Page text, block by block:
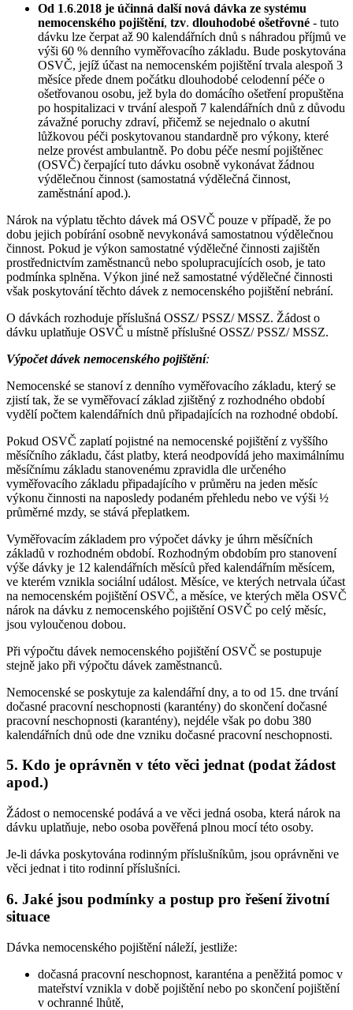
Od 1.6.2018 je účinná další nová dávka ze systému
nemocenského pojištění, tzv. dlouhodobé ošetřovné - tuto
dávku lze čerpat až 90 kalendářních dnů s náhradou příjmů ve
výši 60 % denního vyměřovacího základu. Bude poskytována
OSVČ, jejíž účast na nemocenském pojištění trvala alespoň 3
měsíce přede dnem počátku dlouhodobé celodenní péče o
ošetřovanou osobu, jež byla do domácího ošetření propuštěna
po hospitalizaci v trvání alespoň 7 kalendářních dnů z důvodu
závažné poruchy zdraví, přičemž se nejednalo o akutní
lůžkovou péči poskytovanou standardně pro výkony, které
nelze provést ambulantně. Po dobu péče nesmí pojištěnec
(OSVČ) čerpající tuto dávku osobně vykonávat žádnou
výdělečnou činnost (samostatná výdělečná činnost,
zaměstnání apod.).
Nárok na výplatu těchto dávek má OSVČ pouze v případě, že po
dobu jejich pobírání osobně nevykonává samostatnou výdělečnou
činnost. Pokud je výkon samostatné výdělečné činnosti zajištěn
prostřednictvím zaměstnanců nebo spolupracujících osob, je tato
podmínka splněna. Výkon jiné než samostatné výdělečné činnosti
však poskytování těchto dávek z nemocenského pojištění nebrání.
O dávkách rozhoduje příslušná OSSZ/ PSSZ/ MSSZ. Žádost o
dávku uplatňuje OSVČ u místně příslušné OSSZ/ PSSZ/ MSSZ.
Výpočet dávek nemocenského pojištění:
Nemocenské se stanoví z denního vyměřovacího základu, který se
zjistí tak, že se vyměřovací základ zjištěný z rozhodného období
vydělí počtem kalendářních dnů připadajících na rozhodné období.
Pokud OSVČ zaplatí pojistné na nemocenské pojištění z vyššího
měsíčního základu, část platby, která neodpovídá jeho maximálnímu
měsíčnímu základu stanovenému zpravidla dle určeného
vyměřovacího základu připadajícího v průměru na jeden měsíc
výkonu činnosti na naposledy podaném přehledu nebo ve výši ½
průměrné mzdy, se stává přeplatkem.
Vyměřovacím základem pro výpočet dávky je úhrn měsíčních
základů v rozhodném období. Rozhodným obdobím pro stanovení
výše dávky je 12 kalendářních měsíců před kalendářním měsícem,
ve kterém vznikla sociální událost. Měsíce, ve kterých netrvala účast
na nemocenském pojištění OSVČ, a měsíce, ve kterých měla OSVČ
nárok na dávku z nemocenského pojištění OSVČ po celý měsíc,
jsou vyloučenou dobou.
Při výpočtu dávek nemocenského pojištění OSVČ se postupuje
stejně jako při výpočtu dávek zaměstnanců.
Nemocenské se poskytuje za kalendářní dny, a to od 15. dne trvání
dočasné pracovní neschopnosti (karantény) do skončení dočasné
pracovní neschopnosti (karantény), nejdéle však po dobu 380
kalendářních dnů ode dne vzniku dočasné pracovní neschopnosti.
5. Kdo je oprávněn v této věci jednat (podat žádost
apod.)
Žádost o nemocenské podává a ve věci jedná osoba, která nárok na
dávku uplatňuje, nebo osoba pověřená plnou mocí této osoby.
Je-li dávka poskytována rodinným příslušníkům, jsou oprávněni ve
věci jednat i tito rodinní příslušníci.
6. Jaké jsou podmínky a postup pro řešení životní
situace
Dávka nemocenského pojištění náleží, jestliže:
dočasná pracovní neschopnost, karanténa a peněžitá pomoc v
mateřství vznikla v době pojištění nebo po skončení pojištění
v ochranné lhůtě,